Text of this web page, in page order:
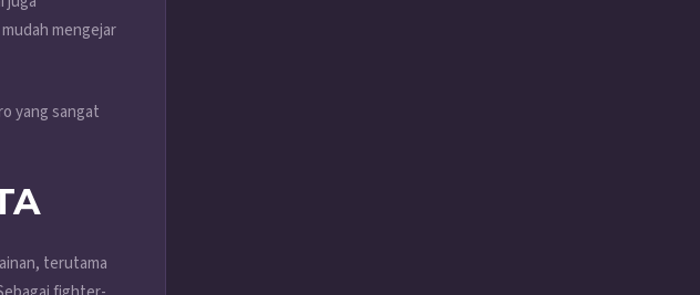
mengejar
yang sangat
terutama